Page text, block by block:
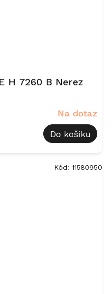
H 7260 B Nerez
Na dotaz
Do košíku
Kód: 11580950